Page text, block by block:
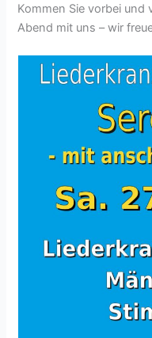
Kommen Sie vorbei und
Abend mit uns – wir